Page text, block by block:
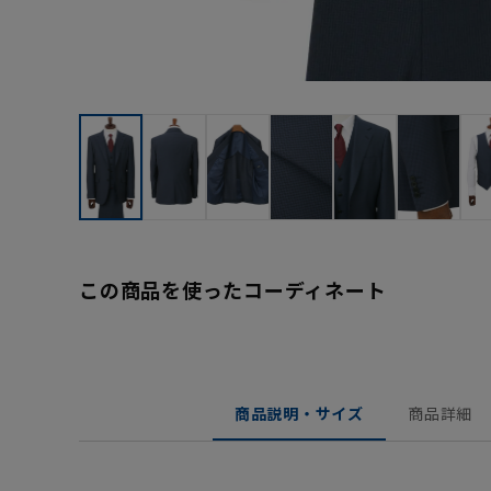
この商品を使ったコーディネート
商品説明・サイズ 商品詳細